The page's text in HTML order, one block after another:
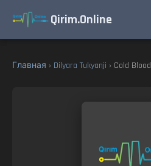
Qirim.Online
Главная › Dilyara Tukyanji › Cold Blood